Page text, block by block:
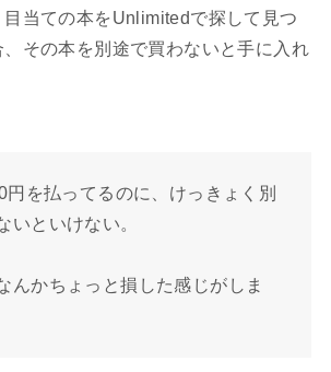
当ての本をUnlimitedで探して見つ
その本を別途で買わないと手に入れ
円を払ってるのに、けっきょく別
いといけない。
んかちょっと損した感じがしま